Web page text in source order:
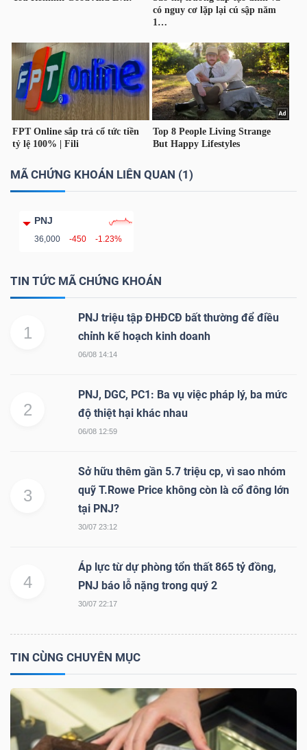
MÃ CHỨNG KHOÁN LIÊN QUAN (1)
PNJ
36,000 -450 -1.23%
TIN TỨC MÃ CHỨNG KHOÁN
1
PNJ triệu tập ĐHĐCĐ bất thường để điều
chỉnh kế hoạch kinh doanh
06/08 14:14
2
PNJ, DGC, PC1: Ba vụ việc pháp lý, ba mức
độ thiệt hại khác nhau
06/08 12:59
3
Sở hữu thêm gần 5.7 triệu cp, vì sao nhóm
quỹ T.Rowe Price không còn là cổ đông lớn
tại PNJ?
30/07 23:12
4
Áp lực từ dự phòng tổn thất 865 tỷ đồng,
PNJ báo lỗ nặng trong quý 2
30/07 22:17
TIN CÙNG CHUYÊN MỤC
Sách
chính
Công
tư
chính
Dữ